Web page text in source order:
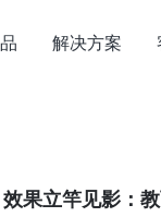
解决方案
果立竿见影：